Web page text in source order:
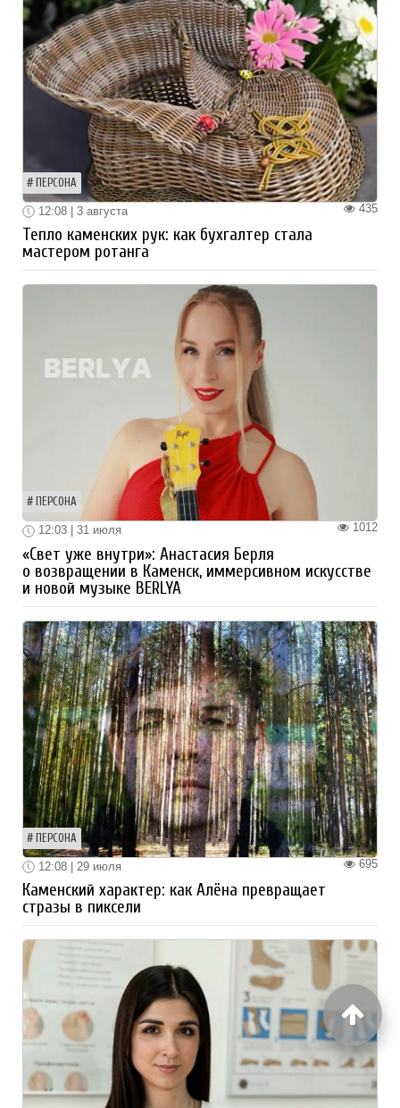
ПЕРСОНА
435
12:08 | 3 августа
Тепло каменских рук: как бухгалтер стала
мастером ротанга
ПЕРСОНА
1012
12:03 | 31 июля
«Свет уже внутри»: Анастасия Берля
о возвращении в Каменск, иммерсивном искусстве
и новой музыке BERLYA
ПЕРСОНА
695
12:08 | 29 июля
Каменский характер: как Алёна превращает
стразы в пиксели